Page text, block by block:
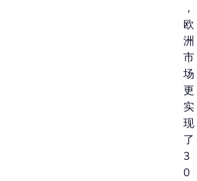
，
欧
洲
市
场
更
实
现
了
3
0